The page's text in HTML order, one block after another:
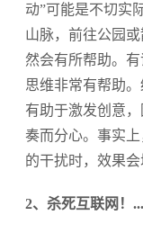
动”可能是不切实
山脉，前往公园
然会有所帮助。
思维非常有帮助
有助于激发创意
奏而分心。事实
的干扰时，效果
2、杀死互联网！